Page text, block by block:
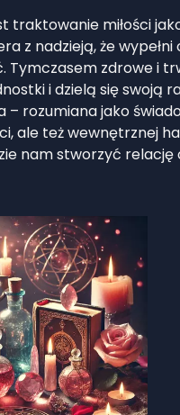
traktowanie miłości
z nadzieją, że
Tymczasem zdrowe i
i dzielą się swoją
– rozumiana jako
ale też wewnętrznej
nam stworzyć